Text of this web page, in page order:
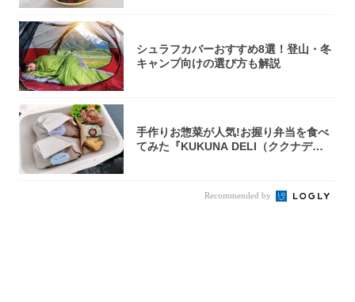
シュラフカバーおすすめ8選！登山・冬
キャンプ向けの選び方も解説
手作りお惣菜が人気!お握り弁当を食べ
てみた『KUKUNA DELI（ククナデ
Recommended by